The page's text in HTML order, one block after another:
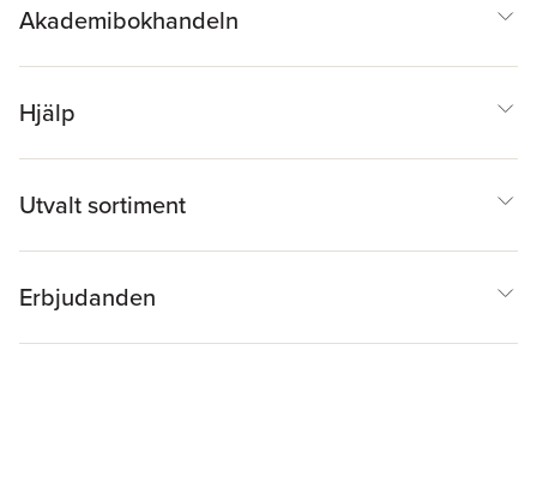
Akademibokhandeln
Hjälp
Utvalt sortiment
Erbjudanden